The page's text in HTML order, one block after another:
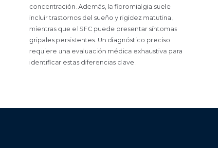
concentración. Además, la fibromialgia suele
incluir trastornos del sueño y rigidez matutina,
mientras que el SFC puede presentar síntomas
gripales persistentes. Un diagnóstico preciso
requiere una evaluación médica exhaustiva para
identificar estas diferencias clave.